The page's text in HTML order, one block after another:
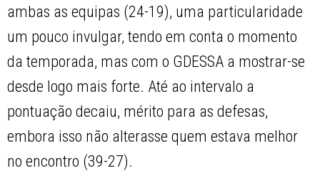
ambas as equipas (24-19), uma particularidade
um pouco invulgar, tendo em conta o momento
da temporada, mas com o GDESSA a mostrar-se
desde logo mais forte. Até ao intervalo a
pontuação decaiu, mérito para as defesas,
embora isso não alterasse quem estava melhor
no encontro (39-27).